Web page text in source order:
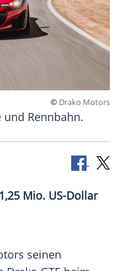
© Drako Motors
Rennbahn.
Mio. US-Dollar
seinen